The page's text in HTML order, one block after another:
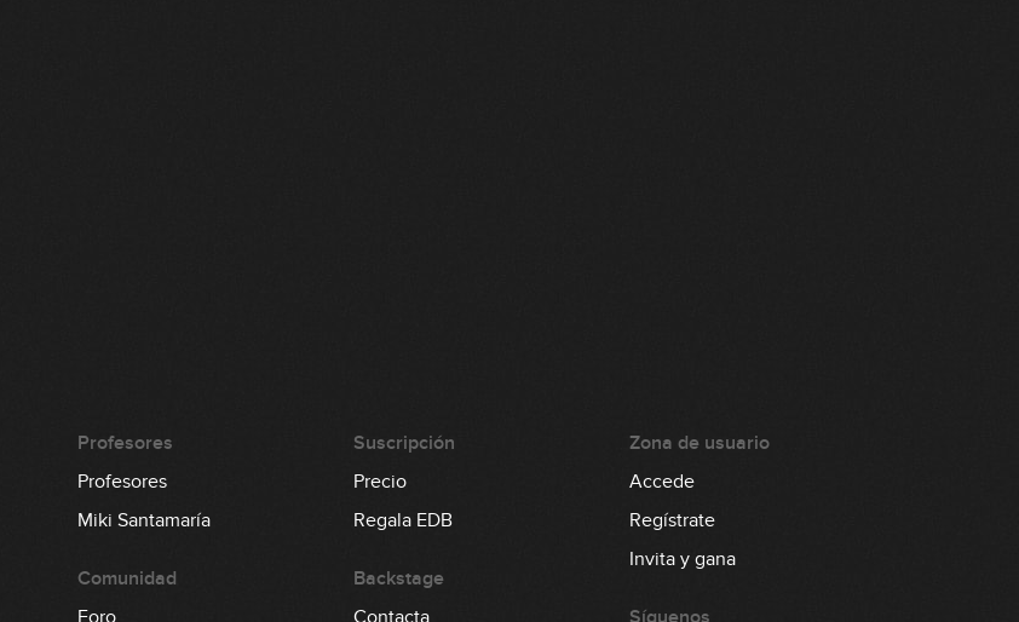
Profesores
Profesores
Miki Santamaría
Comunidad
Foro
Suscripción
Precio
Regala EDB
Backstage
Contacta
Zona de usuario
Accede
Regístrate
Invita y gana
Síguenos